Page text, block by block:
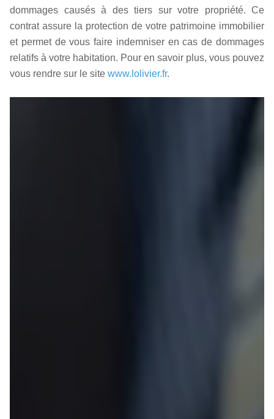
dommages causés à des tiers sur votre propriété. Ce
contrat assure la protection de votre patrimoine immobilier
et permet de vous faire indemniser en cas de dommages
relatifs à votre habitation. Pour en savoir plus, vous pouvez
vous rendre sur le site www.lolivier.fr.